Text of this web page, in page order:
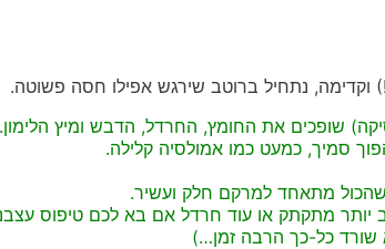
וקדימה, נתחיל ברוטב שירגש אפילו חסה פשוטה.
שופכים את החומץ, החרדל, הדבש ומיץ הלימון.
סמיך, כמעט כמו אמולסיה קלילה.
מתאחד למרקם חלק ועשיר.
מתקתק או עוד חרדל אם בא לכם טיפוס
שורד כל-כך הרבה זמן…)